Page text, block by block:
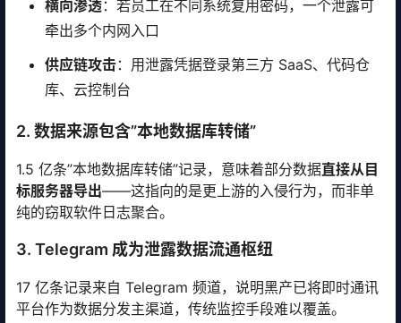
横向渗透：若员工在不同系统复用密码，一个泄露可
牵出多个内网入口
供应链攻击：用泄露凭据登录第三方 SaaS、代码仓
库、云控制台
2. 数据来源包含”本地数据库转储”
1.5 亿条”本地数据库转储”记录，意味着部分数据直接从目
标服务器导出——这指向的是更上游的入侵行为，而非单
纯的窃取软件日志聚合。
3. Telegram 成为泄露数据流通枢纽
17 亿条记录来自 Telegram 频道，说明黑产已将即时通讯
平台作为数据分发主渠道，传统监控手段难以覆盖。